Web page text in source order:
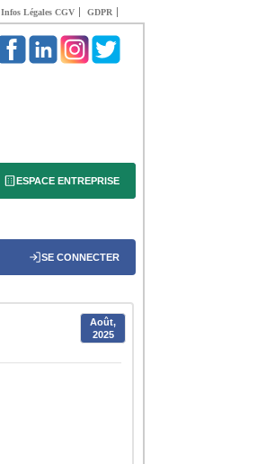
Infos Légales CGV GDPR
ESPACE ENTREPRISE
SE CONNECTER
Août,
2025